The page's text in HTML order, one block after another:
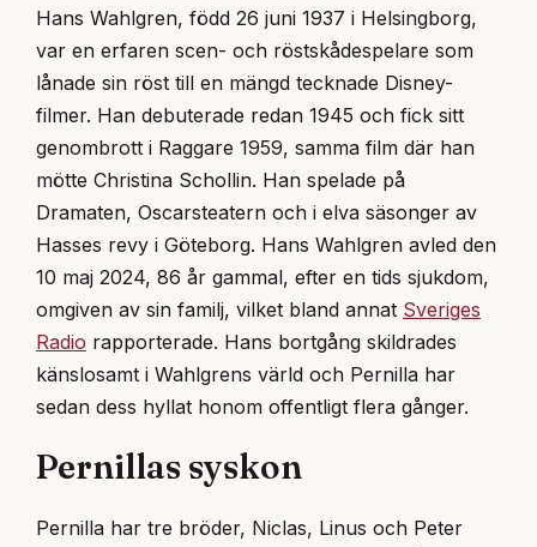
Hans Wahlgren, född 26 juni 1937 i Helsingborg,
var en erfaren scen- och röstskådespelare som
lånade sin röst till en mängd tecknade Disney-
filmer. Han debuterade redan 1945 och fick sitt
genombrott i Raggare 1959, samma film där han
mötte Christina Schollin. Han spelade på
Dramaten, Oscarsteatern och i elva säsonger av
Hasses revy i Göteborg. Hans Wahlgren avled den
10 maj 2024, 86 år gammal, efter en tids sjukdom,
omgiven av sin familj, vilket bland annat Sveriges
Radio rapporterade. Hans bortgång skildrades
känslosamt i Wahlgrens värld och Pernilla har
sedan dess hyllat honom offentligt flera gånger.
Pernillas syskon
Pernilla har tre bröder, Niclas, Linus och Peter